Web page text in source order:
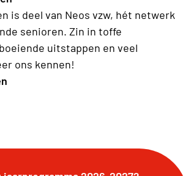
is deel van Neos vzw, hét netwerk
senioren. Zin in toffe
uitstappen en veel
ons kennen!